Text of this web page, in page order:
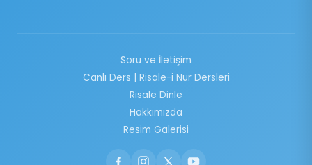
Soru ve İletişim
Canlı Ders | Risale-i Nur Dersleri
Risale Dinle
Hakkımızda
Resim Galerisi